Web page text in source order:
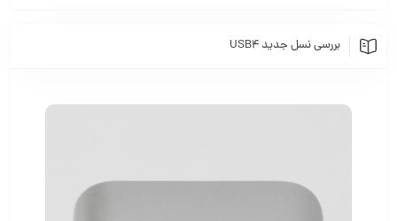
بررسی نسل جدید USB4